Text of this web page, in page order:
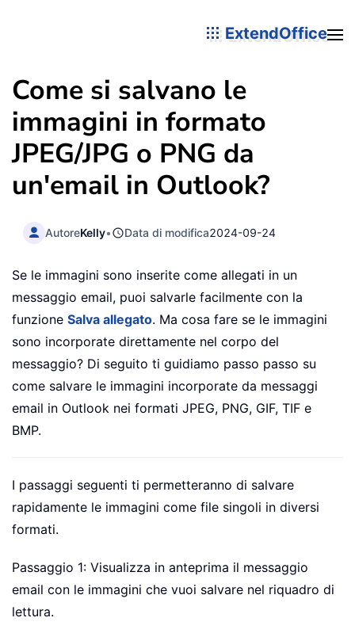
ExtendOffice
Come si salvano le
immagini in formato
JPEG/JPG o PNG da
un'email in Outlook?
AutoreKelly• Data di modifica2024-09-24
Se le immagini sono inserite come allegati in un
messaggio email, puoi salvarle facilmente con la
funzione Salva allegato. Ma cosa fare se le immagini
sono incorporate direttamente nel corpo del
messaggio? Di seguito ti guidiamo passo passo su
come salvare le immagini incorporate da messaggi
email in Outlook nei formati JPEG, PNG, GIF, TIF e
BMP.
I passaggi seguenti ti permetteranno di salvare
rapidamente le immagini come file singoli in diversi
formati.
Passaggio 1: Visualizza in anteprima il messaggio
email con le immagini che vuoi salvare nel riquadro di
lettura.